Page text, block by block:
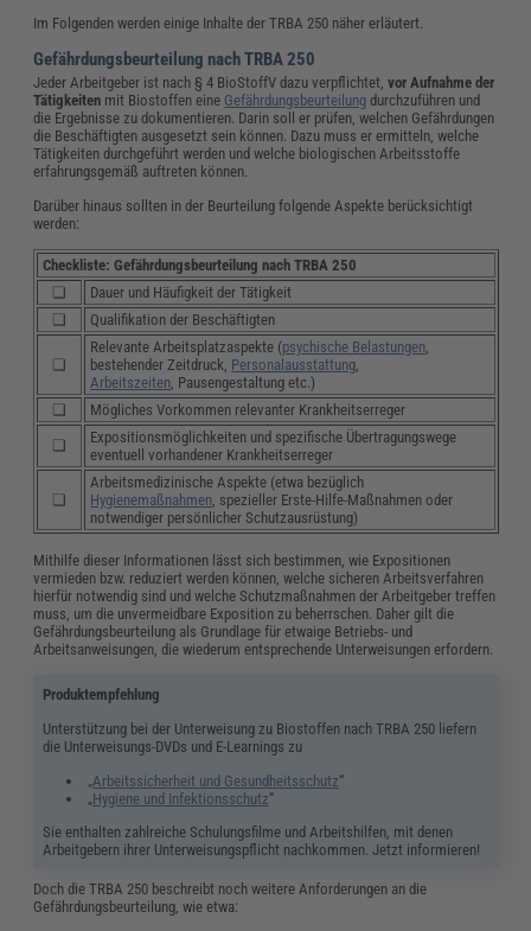
Im Folgenden werden einige Inhalte der TRBA 250 näher erläutert.
Gefährdungsbeurteilung nach TRBA 250
Jeder Arbeitgeber ist nach § 4 BioStoffV dazu verpflichtet,vor Aufnahme der
Tätigkeiten mit Biostoffen eine Gefährdungsbeurteilung durchzuführen und
die Ergebnisse zu dokumentieren. Darin soll er prüfen, welchen Gefährdungen
die Beschäftigten ausgesetzt sein können. Dazu muss er ermitteln, welche
Tätigkeiten durchgeführt werden und welche biologischen Arbeitsstoffe
erfahrungsgemäß auftreten können.
Darüber hinaus sollten in der Beurteilung folgende Aspekte berücksichtigt
werden:
Checkliste: Gefährdungsbeurteilung nach TRBA 250
❏
Dauer und Häufigkeit der Tätigkeit
❏
Qualifikation der Beschäftigten
❏
Relevante Arbeitsplatzaspekte (psychische Belastungen
bestehender Zeitdruck, Personalausstattung
Arbeitszeiten , Pausengestaltung etc.)
❏
Mögliches Vorkommen relevanter Krankheitserreger
❏
Expositionsmöglichkeiten und spezifische Übertragungswege
eventuell vorhandener Krankheitserreger
❏
Arbeitsmedizinische Aspekte (etwa bezüglich
Hygienemaßnahmen , spezieller Erste-Hilfe-Maßnahmen oder
notwendiger persönlicher Schutzausrüstung)
Mithilfe dieser Informationen lässt sich bestimmen, wie Expositionen
vermieden bzw. reduziert werden können, welche sicheren Arbeitsverfahren
hierfür notwendig sind und welche Schutzmaßnahmen der Arbeitgeber treffen
muss, um die unvermeidbare Exposition zu beherrschen. Daher gilt die
Gefährdungsbeurteilung als Grundlage für etwaige Betriebs- und
Arbeitsanweisungen, die wiederum entsprechende Unterweisungen erfordern.
Produktempfehlung
Unterstützung bei der Unterweisung zu Biostoffen nach TRBA 250 liefern
die Unterweisungs-DVDs und E-Learnings zu
„Arbeitssicherheit und Gesundheitsschutz“
„Hygiene und Infektionsschutz“
Sie enthalten zahlreiche Schulungsfilme und Arbeitshilfen, mit denen
Arbeitgebern ihrer Unterweisungspflicht nachkommen. Jetzt informieren!
Doch die TRBA 250 beschreibt noch weitere Anforderungen an die
Gefährdungsbeurteilung, wie etwa: